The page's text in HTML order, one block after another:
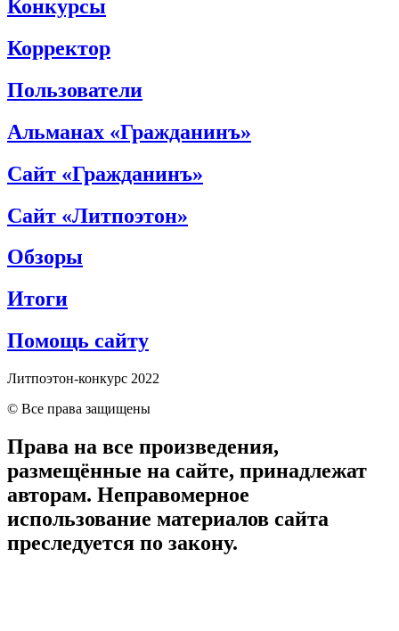
Конкурсы
Корректор
Пользователи
Альманах «Гражданинъ»
Сайт «Гражданинъ»
Сайт «Литпоэтон»
Обзоры
Итоги
Помощь сайту
Литпоэтон-конкурс 2022
© Все права защищены
Права на все произведения,
размещённые на сайте, принадлежат
авторам. Неправомерное
использование материалов сайта
преследуется по закону.